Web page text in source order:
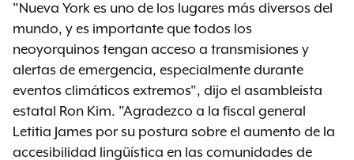
"Nueva York es uno de los lugares más diversos del
mundo, y es importante que todos los
neoyorquinos tengan acceso a transmisiones y
alertas de emergencia, especialmente durante
eventos climáticos extremos", dijo el asambleísta
estatal Ron Kim. "Agradezco a la fiscal general
Letitia James por su postura sobre el aumento de la
accesibilidad lingüística en las comunidades de